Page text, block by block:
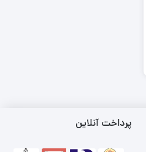
پرداخت آنلاین